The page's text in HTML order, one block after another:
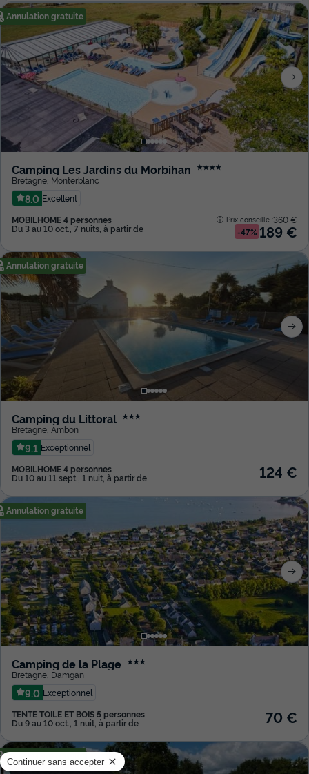
Annulation gratuite
Camping Les Jardins du Morbihan ★★★★
Bretagne Monterblanc
8.0 Excellent
MOBILHOME 4 personnes
Du 3 au 10 oct., 7 nuits, à partir de
Prix conseillé :360 €
-47% 189 €
Annulation gratuite
Camping du Littoral ★★★
Bretagne Ambon
9.1 Exceptionnel
MOBILHOME 4 personnes
Du 10 au 11 sept., 1 nuit, à partir de 124 €
Annulation gratuite
Camping de la Plage ★★★
Bretagne Damgan
9.0 Exceptionnel
TENTE TOILE ET BOIS 5 personnes
Du 9 au 10 oct., 1 nuit, à partir de 70 €
Annulation gratuite